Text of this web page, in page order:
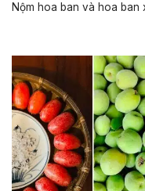
Nộm hoa ban và hoa ban